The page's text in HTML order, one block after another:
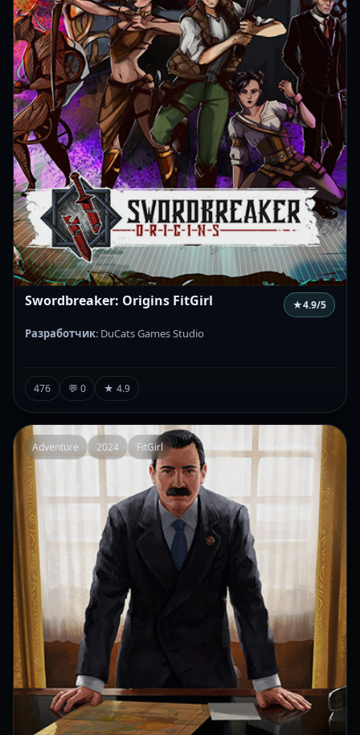
Swordbreaker: Origins FitGirl ★4.9/5
Разработчик: DuCats Games Studio
476 💬 0 ★ 4.9
Adventure 2024 FitGirl